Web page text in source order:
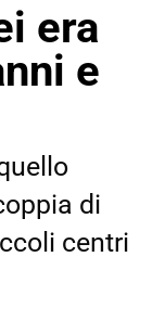
era
e
di
centri